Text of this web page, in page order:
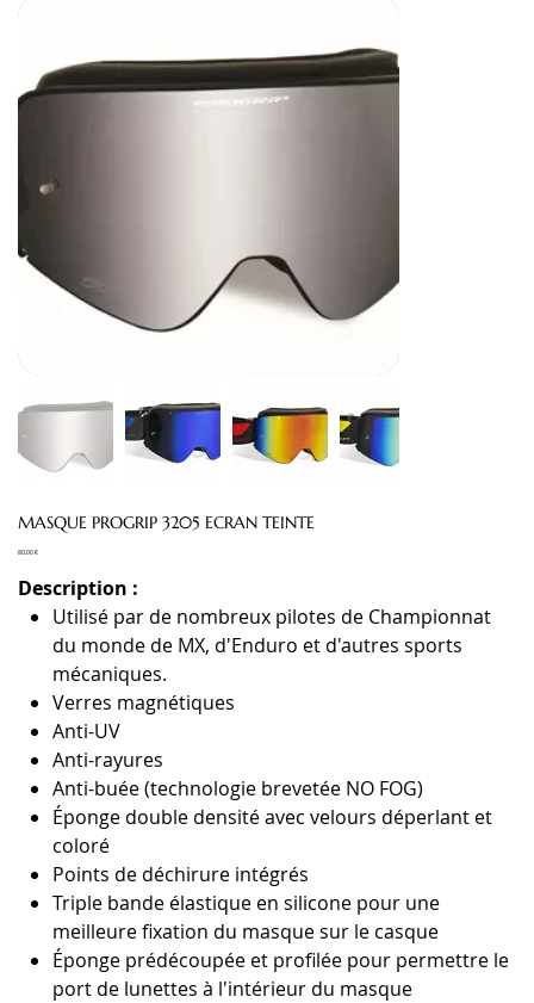
MASQUE PROGRIP 3205 ECRAN TEINTE
Prix
80,00 €
Description :
Utilisé par de nombreux pilotes de Championnat
du monde de MX, d'Enduro et d'autres sports
mécaniques.
Verres magnétiques
Anti-UV
Anti-rayures
Anti-buée (technologie brevetée NO FOG)
Éponge double densité avec velours déperlant et
coloré
Points de déchirure intégrés
Triple bande élastique en silicone pour une
meilleure fixation du masque sur le casque
Éponge prédécoupée et profilée pour permettre le
port de lunettes à l'intérieur du masque